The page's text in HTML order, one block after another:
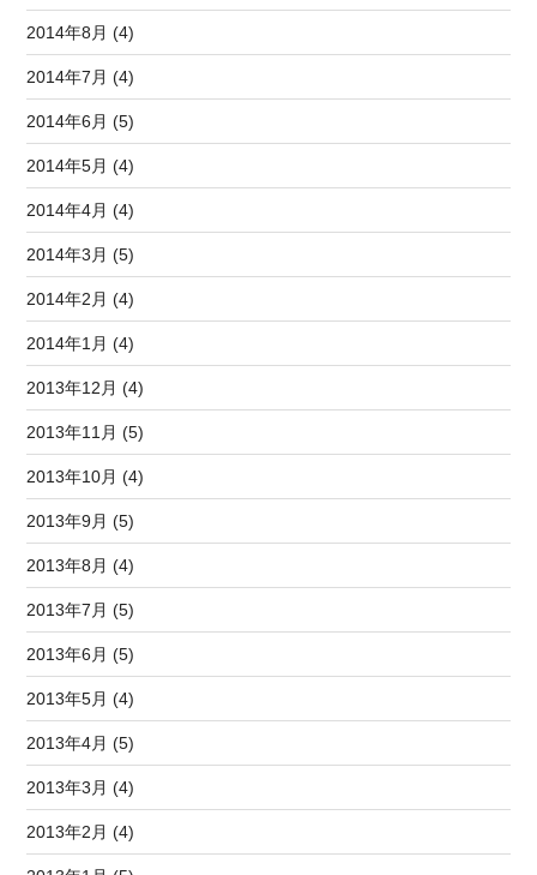
2014年8月 (4)
2014年7月 (4)
2014年6月 (5)
2014年5月 (4)
2014年4月 (4)
2014年3月 (5)
2014年2月 (4)
2014年1月 (4)
2013年12月 (4)
2013年11月 (5)
2013年10月 (4)
2013年9月 (5)
2013年8月 (4)
2013年7月 (5)
2013年6月 (5)
2013年5月 (4)
2013年4月 (5)
2013年3月 (4)
2013年2月 (4)